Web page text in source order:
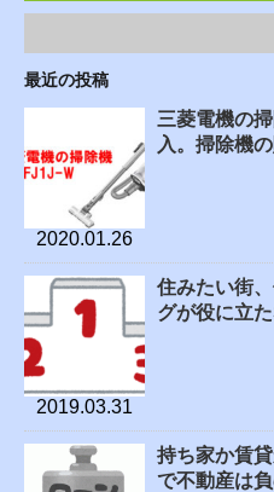
最近の投稿
2020.01.26
三菱電機の
入。掃除機
2019.03.31
住みたい街
グが役に立
持ち家か賃
で不動産は